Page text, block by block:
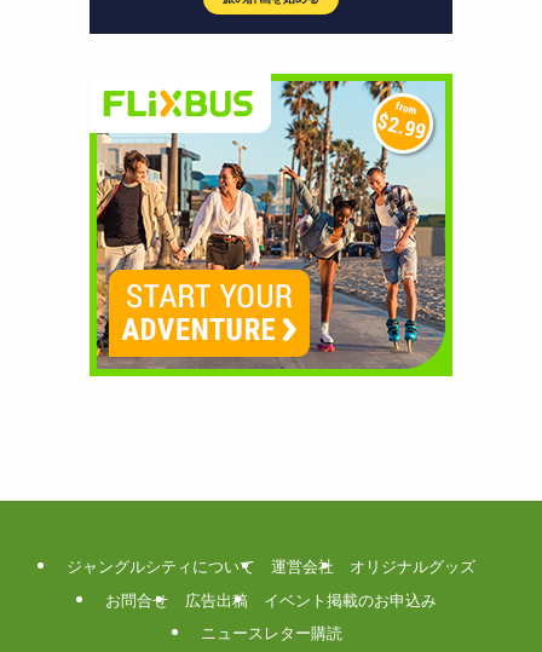
ジャングルシティについて 運営会社
オリジナルグッズ
お問合せ
広告出稿
イベント掲載のお申込み
ニュースレター購読